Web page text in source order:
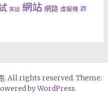
笑話 網站 網路 虛擬機 詐
. All rights reserved. Theme:
byWordPress.